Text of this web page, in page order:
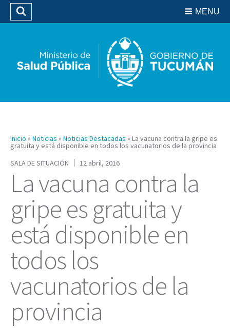
Biblioteca
MENU
Buscar
Inicio » Noticias » Noticias Destacadas » La vacuna contra la gripe es
gratuita y está disponible en todos los vacunatorios de la provincia
SALA DE SITUACIÓN
12 abril, 2016
La vacuna contra la
gripe es gratuita y
está disponible en
todos los
vacunatorios de la
provincia